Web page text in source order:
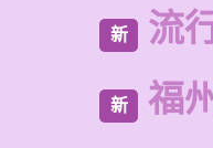
新 流
新 福